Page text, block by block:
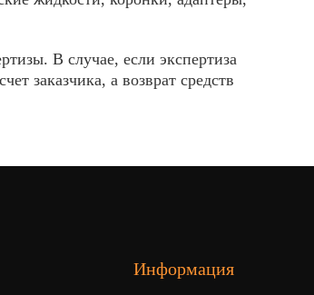
В случае, если экспертиза
заказчика, а возврат средств
Информация